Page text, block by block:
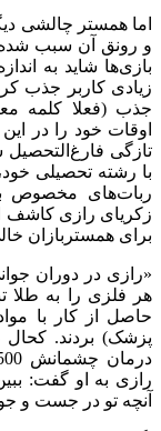
اما همستر چالشی
و رونق آن سبب شده
بازی‌ها شاید به
زیادی کاربر جذب
جذب (فعلا کلمه
اوقات خود را در
تازگی
با رشته تحصیلی
ربات‌های مخصوص
زکریای رازی کاشف
برای همستربازان
«رازی در دوران
هر فلزی را به طلا
حاصل از کار با
پزشک) بردند.
رازی به او گفت:
آنچه تو در جست‌ و